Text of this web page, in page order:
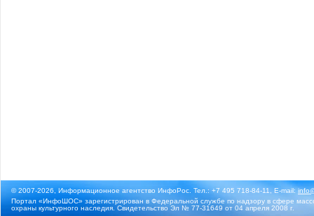
© 2007-2026, Информационное агентство ИнфоРос. Тел.: +7 495 718-84-11, E-mail:
Портал «ИнфоШОС» зарегистрирован в Федеральной службе по надзору в сфере
охраны культурного наследия. Свидетельство Эл № 77-31649 от 04 апреля 2008 г.